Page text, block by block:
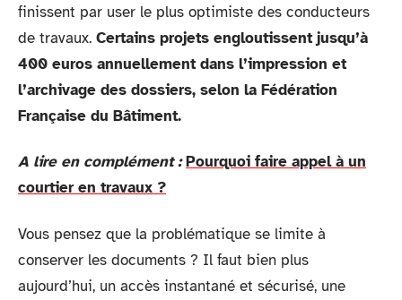
finissent par user le plus optimiste des conducteurs
de travaux. Certains projets engloutissent jusqu’à
400 euros annuellement dans l’impression et
l’archivage des dossiers, selon la Fédération
Française du Bâtiment.
A lire en complément : Pourquoi faire appel à un
courtier en travaux ?
Vous pensez que la problématique se limite à
conserver les documents ? Il faut bien plus
aujourd’hui, un accès instantané et sécurisé, une